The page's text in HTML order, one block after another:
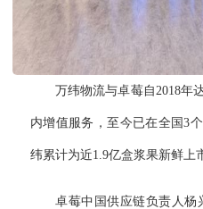
万纬物流与卓莓自2018年
内增值服务，至今已在全国3
纬累计为近1.9亿盒浆果新鲜上
卓莓中国供应链负责人杨